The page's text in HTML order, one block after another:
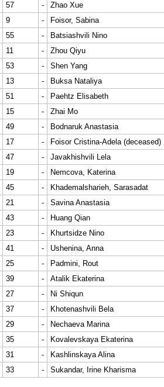
57 -
Zhao Xue
9 -
Foisor, Sabina
55 -
Batsiashvili Nino
11 -
Zhou Qiyu
53 -
Shen Yang
13 -
Buksa Nataliya
51 -
Paehtz Elisabeth
15 -
Zhai Mo
49 -
Bodnaruk Anastasia
17 -
Foisor Cristina-Adela (deceased)
47 -
Javakhishvili Lela
19 -
Nemcova, Katerina
45 -
Khademalsharieh, Sarasadat
21 -
Savina Anastasia
43 -
Huang Qian
23 -
Khurtsidze Nino
41 -
Ushenina, Anna
25 -
Padmini, Rout
39 -
Atalik Ekaterina
27 -
Ni Shiqun
37 -
Khotenashvili Bela
29 -
Nechaeva Marina
35 -
Kovalevskaya Ekaterina
31 -
Kashlinskaya Alina
33 - Sukandar, Irine Kharisma